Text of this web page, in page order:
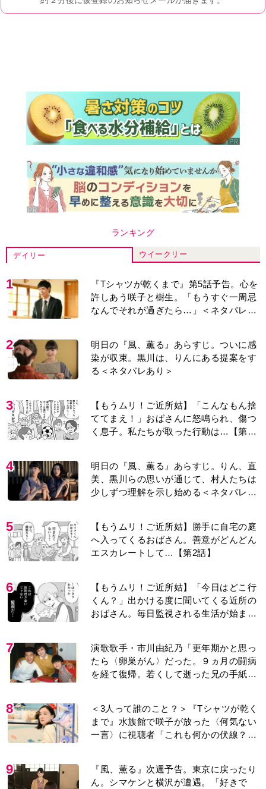
ランキング
デイリー ウイークリー
1
『Tシャツが乾くまで』第5話予告。心を
許しあう咲子と樹生。「もうすぐ一周忌
なんでそれが過ぎたら…」＜ネタバレあ
2
明日の『風、薫る』あらすじ。ついに感
染が収束。黒川は、りんにある提案をす
る＜ネタバレあり＞
3
【もうムリ！ご近所姑】「こんなもん捨
ててまえ！」おばさんに怒鳴られ、傷つ
く息子。私たちが取った行動は…【第3
4
明日の『風、薫る』あらすじ。りん、直
美、黒川らの思いが通じて、村人たちは
少しずつ理解を示し始める＜ネタバレあ
5
【もうムリ！ご近所姑】勝手に自宅の庭
へ入ってくるおばさん。善意がどんどん
エスカレートして…【第2話】
6
【もうムリ！ご近所姑】「今日はどこ行
くん？」出かける度に聞いてくる近所の
おばさん。毎日監視される生活が始ま
7
演歌歌手・市川由紀乃「更年期かと思っ
たら〈卵巣がん〉だった。９ヵ月の闘病
を経て復帰。若くして逝った兄の手紙を
8
＜3人って誰のこと？＞『Tシャツが乾く
まで』水族館で咲子が放った〈何気ない
一言〉に視聴者「これも何かの伏線？」
9
『風、薫る』次週予告。東京に戻ったり
ん。シマケンと横沢が遭遇。「好きで